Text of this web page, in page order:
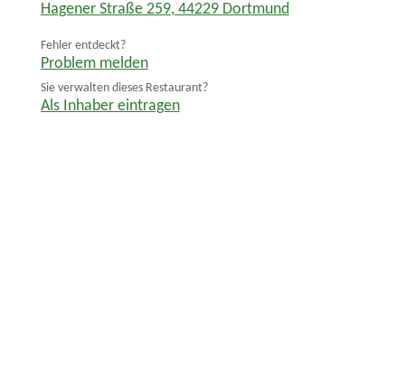
Hagener Straße 259, 44229 Dortmund
Fehler entdeckt?
Problem melden
Sie verwalten dieses Restaurant?
Als Inhaber eintragen